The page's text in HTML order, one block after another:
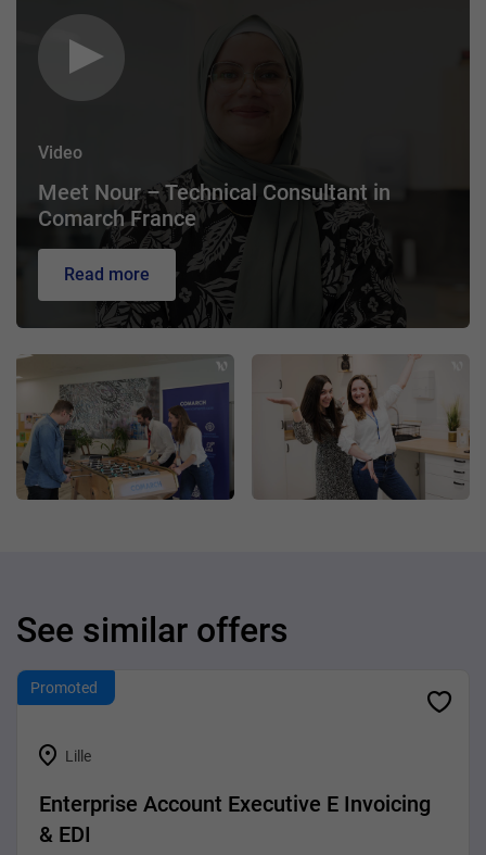
Video
Meet Nour – Technical Consultant in
Comarch France
Read more
See similar offers
Promoted
Lille
Enterprise Account Executive E Invoicing
& EDI